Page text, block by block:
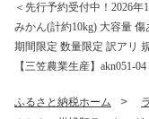
＜先行予約受付中！2026
みかん(計約10kg) 大容量
期間限定 数量限定 訳アリ
【三笠農業生産】akn051-04
ふるさと納税ホーム